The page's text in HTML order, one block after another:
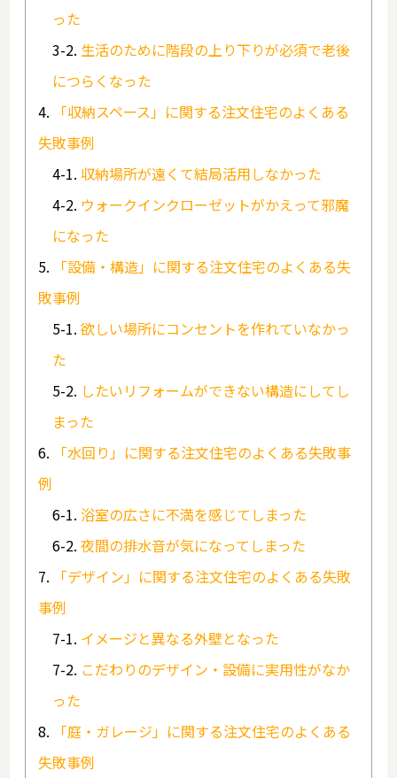
った
生活のために階段の上り下りが必須で老後
につらくなった
「収納スペース」に関する注文住宅のよくある
失敗事例
収納場所が遠くて結局活用しなかった
ウォークインクローゼットがかえって邪魔
になった
「設備・構造」に関する注文住宅のよくある失
敗事例
欲しい場所にコンセントを作れていなかっ
た
したいリフォームができない構造にしてし
まった
「水回り」に関する注文住宅のよくある失敗事
例
浴室の広さに不満を感じてしまった
夜間の排水音が気になってしまった
「デザイン」に関する注文住宅のよくある失敗
事例
イメージと異なる外壁となった
こだわりのデザイン・設備に実用性がなか
った
「庭・ガレージ」に関する注文住宅のよくある
失敗事例